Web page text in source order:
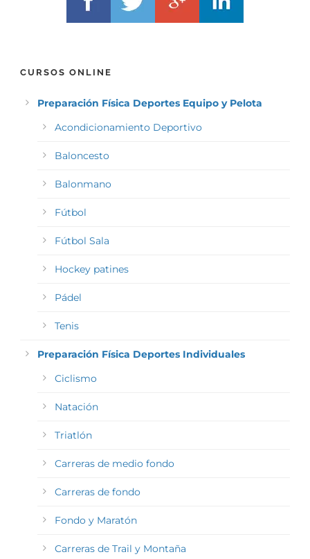
CURSOS ONLINE
Preparación Física Deportes Equipo y Pelota
Acondicionamiento Deportivo
Baloncesto
Balonmano
Fútbol
Fútbol Sala
Hockey patines
Pádel
Tenis
Preparación Física Deportes Individuales
Ciclismo
Natación
Triatlón
Carreras de medio fondo
Carreras de fondo
Fondo y Maratón
Carreras de Trail y Montaña